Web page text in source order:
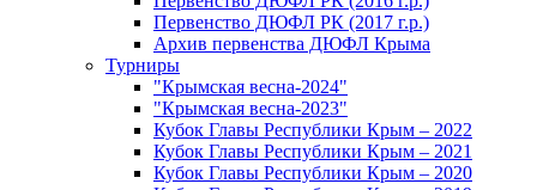
Первенство ДЮФЛ РК (2017 г.р.)
Архив первенства ДЮФЛ Крыма
Турниры
"Крымская весна-2024"
"Крымская весна-2023"
Кубок Главы Республики Крым – 2022
Кубок Главы Республики Крым – 2021
Кубок Главы Республики Крым – 2020